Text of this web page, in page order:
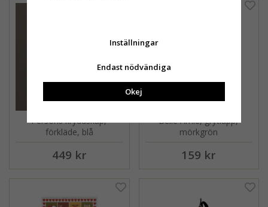
Persons kryddskåp,
förkläde, blå
449 kr
Belle Amie, grytlapp,
mörkgrön
159 kr
Inställningar
Endast nödvändiga
Okej